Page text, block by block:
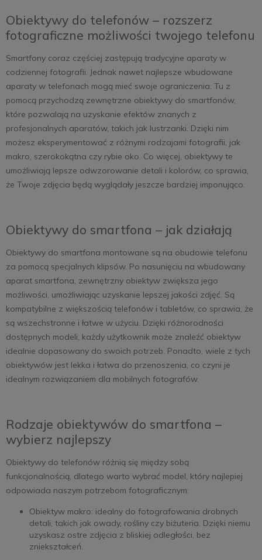
Obiektywy do telefonów – rozszerz
fotograficzne możliwości twojego telefonu
Smartfony coraz częściej zastępują tradycyjne aparaty w
codziennej fotografii. Jednak nawet najlepsze wbudowane
aparaty w telefonach mogą mieć swoje ograniczenia. Tu z
pomocą przychodzą zewnętrzne obiektywy do smartfonów,
które pozwalają na uzyskanie efektów znanych z
profesjonalnych aparatów, takich jak lustrzanki. Dzięki nim
możesz eksperymentować z różnymi rodzajami fotografii, jak
makro, szerokokątna czy rybie oko. Co więcej, obiektywy te
umożliwiają lepsze odwzorowanie detali i kolorów, co sprawia,
że Twoje zdjęcia będą wyglądały jeszcze bardziej imponująco.
Obiektywy do smartfona – jak działają
Obiektywy do smartfona montowane są na obudowie telefonu
za pomocą specjalnych klipsów. Po nasunięciu na wbudowany
aparat smartfona, zewnętrzny obiektyw zwiększa jego
możliwości, umożliwiając uzyskanie lepszej jakości zdjęć. Są
kompatybilne z większością telefonów i tabletów, co sprawia, że
są wszechstronne i łatwe w użyciu. Dzięki różnorodności
dostępnych modeli, każdy użytkownik może znaleźć obiektyw
idealnie dopasowany do swoich potrzeb. Ponadto, wiele z tych
obiektywów jest lekka i łatwa do przenoszenia, co czyni je
idealnym rozwiązaniem dla mobilnych fotografów.
Rodzaje obiektywów do smartfona –
wybierz najlepszy
Obiektywy do telefonów różnią się między sobą
funkcjonalnością, dlatego warto wybrać model, który najlepiej
odpowiada naszym potrzebom fotograficznym:
Obiektyw makro: idealny do fotografowania drobnych
detali, takich jak owady, rośliny czy biżuteria. Dzięki niemu
uzyskasz ostre zdjęcia z bliskiej odległości, bez
zniekształceń.